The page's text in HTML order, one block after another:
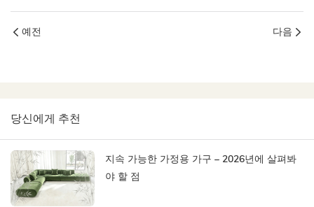
예전 다음
당신에게 추천
지속 가능한 가정용 가구 – 2026년에 살펴봐
야 할 점